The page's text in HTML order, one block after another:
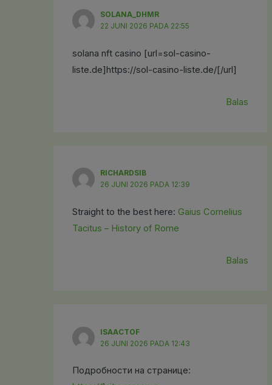
SOLANA_DHMR
22 JUNI 2026 PADA 22:55
solana nft casino [url=sol-casino-
liste.de]https://sol-casino-liste.de/[/url]
Balas
RICHARDSIB
26 JUNI 2026 PADA 12:39
Straight to the best here: Gaius Cornelius
Tacitus – History of Rome
Balas
ISAACTOF
26 JUNI 2026 PADA 12:43
Подробности на странице: